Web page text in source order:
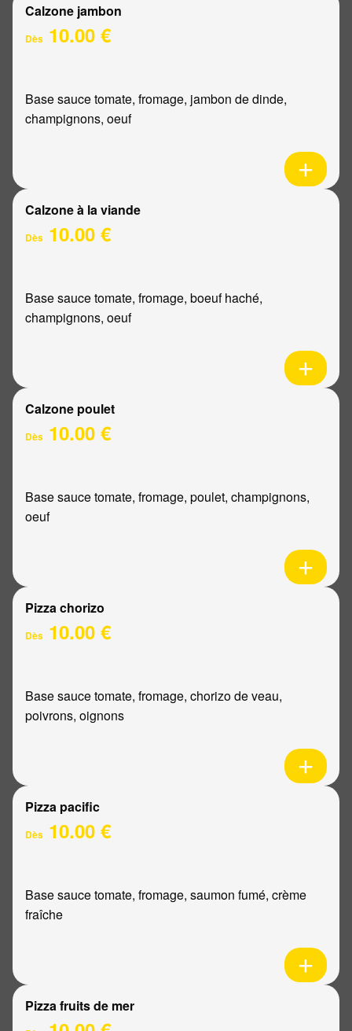
Calzone jambon
Dès 10.00 €
Base sauce tomate, fromage, jambon de dinde,
champignons, oeuf
Calzone à la viande
Dès 10.00 €
Base sauce tomate, fromage, boeuf haché,
champignons, oeuf
Calzone poulet
Dès 10.00 €
Base sauce tomate, fromage, poulet, champignons,
oeuf
Pizza chorizo
Dès 10.00 €
Base sauce tomate, fromage, chorizo de veau,
poivrons, oignons
Pizza pacific
Dès 10.00 €
Base sauce tomate, fromage, saumon fumé, crème
fraîche
Pizza fruits de mer